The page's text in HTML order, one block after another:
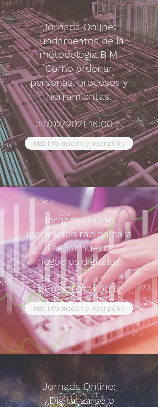
Jornada Online:
Fundamentos de la
metodología BIM.
Cómo ordenar
personas, procesos y
herramientas.
24/02/2021 16:00 h.
Más Información e inscripción
Jornada Online:
Innovación rápida para
diseñar nuevos
negocios digitales
10/03/2021 11:00 h.
Más Información e inscripción
Jornada Online:
¿Digitalizarse o